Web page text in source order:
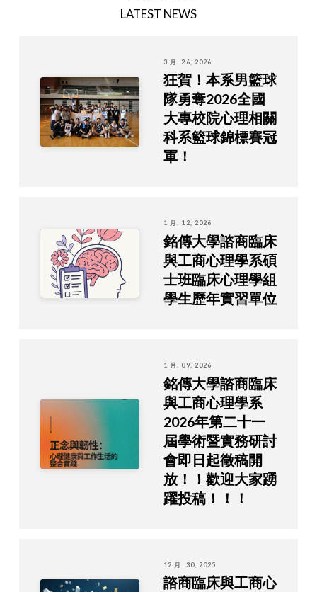
LATEST NEWS
3 月. 26, 2026
狂賀！本系男籃球
隊勇奪2026全國
大專校院心理相關
科系籃球錦標賽冠
軍！
1 月. 12, 2026
銘傳大學諮商臨床
與工商心理學系碩
士班臨床心理學組
學生歷年實習單位
1 月. 09, 2026
銘傳大學諮商臨床
與工商心理學系
2026年第二十一
屆學術暨實務研討
會即日起徵稿開
放！！歡迎大家踴
躍投稿！！！
12 月. 30, 2025
諮商臨床與工商心